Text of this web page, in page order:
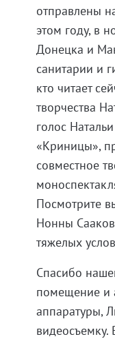
отправлены
этом году, в
Донецка и
санитарии и
кто читает
творчества
голос
«Криницы»,
совместное
Посмотрите
Нонны
тяжелых
Спасибо
помещение и
аппаратуры,
видеосъемку.